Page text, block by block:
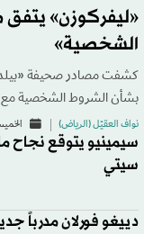
«ليفركوزن»
الشخصية»
كشفت مصادر صحيفة «بيلد»
بشأن الشروط الشخصية مع
نواف العقيّل (الرياض) الخميس 06/08
سيمينيو يتوقع نجاح
سيتي
دييغو فورلان مدرباً